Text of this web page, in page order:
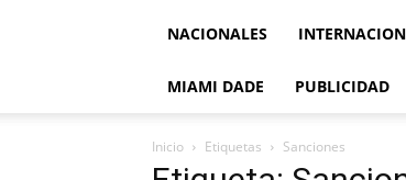
NACIONALES
MIAMI DADE PUBLICIDAD
Inicio Etiquetas Sanciones